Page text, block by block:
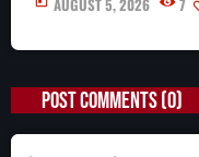
AUGUST 5, 2026 7
POST COMMENTS (0)